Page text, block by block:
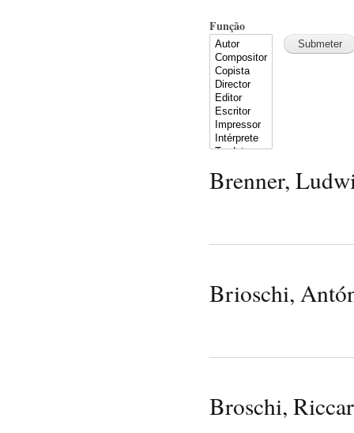
Função
Brenner,
Brioschi,
Broschi,